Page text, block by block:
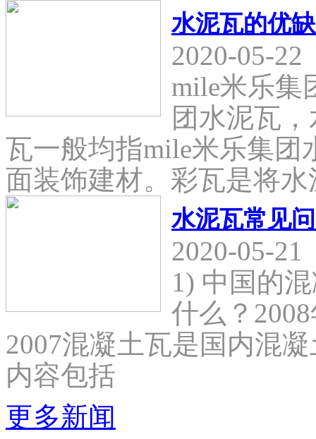
水泥瓦的优
2020-05-22
mile米乐集
团水泥瓦
瓦一般均指mile米乐集团
面装饰建材。彩瓦是将
水泥瓦常见
2020-05-21
1) 中国的
什么？
2007混凝土瓦是国内混
内容包括
更多新闻